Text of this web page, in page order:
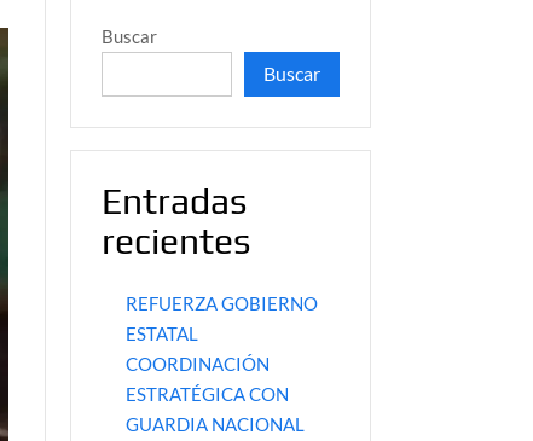
Buscar
Buscar
Entradas
recientes
REFUERZA GOBIERNO
ESTATAL
COORDINACIÓN
ESTRATÉGICA CON
GUARDIA NACIONAL